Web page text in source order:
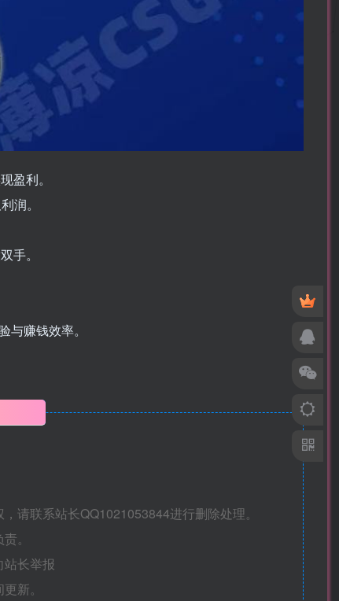
盈利。
润。
手。
赚钱效率。
请联系站长QQ1021053844进行删除处理。
。
长举报
新。